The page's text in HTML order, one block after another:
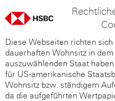
Diese Webseiten richten
dauerhaften Wohnsitz in
auszuwählenden Staat
für US-amerikanische
Wohnsitz bzw. ständigem
da die aufgeführten